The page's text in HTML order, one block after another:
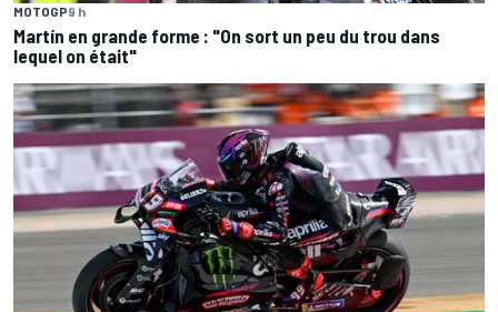
MOTOGP9 h
Martín en grande forme : "On sort un peu du trou dans
lequel on était"